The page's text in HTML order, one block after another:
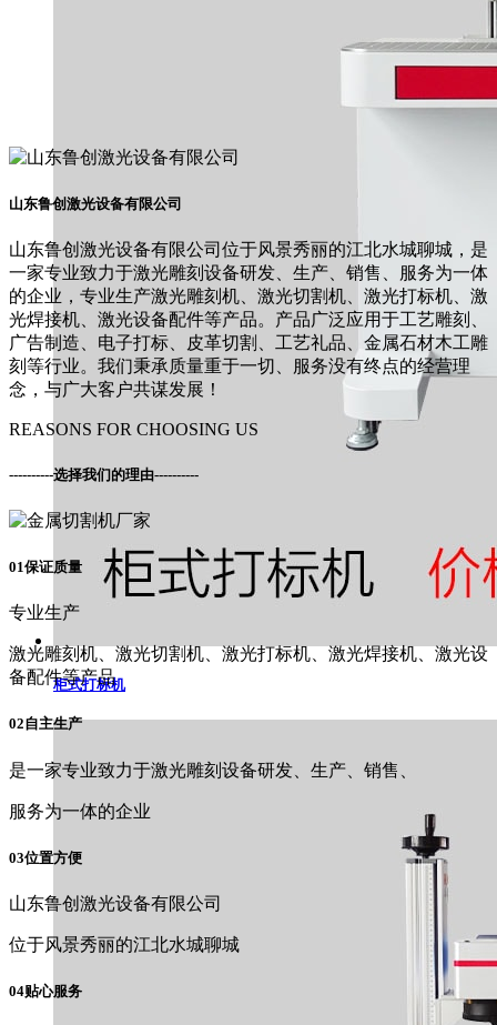
柜式打标机
山东鲁创激光设备有限公司
山东鲁创激光设备有限公司位于风景秀丽的江北水城聊城，是
一家专业致力于激光雕刻设备研发、生产、销售、服务为一体
的企业，专业生产激光雕刻机、激光切割机、激光打标机、激
光焊接机、激光设备配件等产品。产品广泛应用于工艺雕刻、
广告制造、电子打标、皮革切割、工艺礼品、金属石材木工雕
刻等行业。我们秉承质量重于一切、服务没有终点的经营理
念，与广大客户共谋发展！
REASONS FOR CHOOSING US
----------选择我们的理由----------
01保证质量
专业生产
激光雕刻机、激光切割机、激光打标机、激光焊接机、激光设
备配件等产品
02自主生产
是一家专业致力于激光雕刻设备研发、生产、销售、
服务为一体的企业
03位置方便
山东鲁创激光设备有限公司
位于风景秀丽的江北水城聊城
04贴心服务